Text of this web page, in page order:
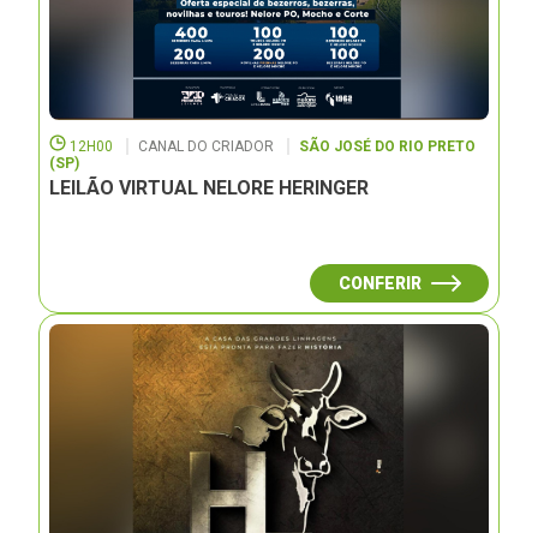
12H00 CANAL DO CRIADOR
SÃO JOSÉ DO RIO PRETO
(SP)
LEILÃO VIRTUAL NELORE HERINGER
CONFERIR